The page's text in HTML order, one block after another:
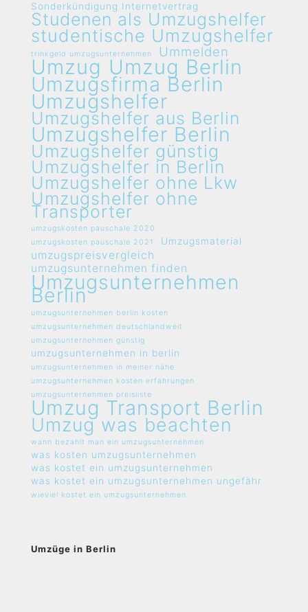
Sonderkündigung Internetvertrag
Studenen als Umzugshelfer
studentische Umzugshelfer
trinkgeld umzugsunternehmen Ummelden
Umzug Umzug Berlin
Umzugsfirma Berlin
Umzugshelfer
Umzugshelfer aus Berlin
Umzugshelfer Berlin
Umzugshelfer günstig
Umzugshelfer in Berlin
Umzugshelfer ohne Lkw
Umzugshelfer ohne
Transporter
umzugskosten pauschale 2020
umzugskosten pauschale 2021
Umzugsmaterial
umzugspreisvergleich
umzugsunternehmen finden
Umzugsunternehmen
Berlin
umzugsunternehmen berlin kosten
umzugsunternehmen deutschlandweit
umzugsunternehmen günstig
umzugsunternehmen in berlin
umzugsunternehmen in meiner nähe
umzugsunternehmen kosten erfahrungen
umzugsunternehmen preisliste
Umzug Transport Berlin
Umzug was beachten
wann bezahlt man ein umzugsunternehmen
was kosten umzugsunternehmen
was kostet ein umzugsunternehmen
was kostet ein umzugsunternehmen ungefähr
wieviel kostet ein umzugsunternehmen
Umzüge in Berlin